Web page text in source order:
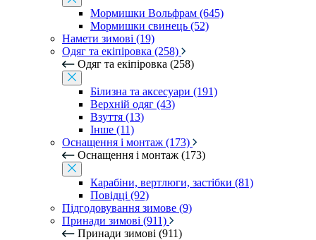
Мормишки Вольфрам (645)
Мормишки свинець (52)
Намети зимові (19)
Одяг та екіпіровка (258)
Одяг та екіпіровка (258)
Білизна та аксесуари (191)
Верхній одяг (43)
Взуття (13)
Інше (11)
Оснащення і монтаж (173)
Оснащення і монтаж (173)
Карабіни, вертлюги, застібки (81)
Повідці (92)
Підгодовування зимове (9)
Принади зимові (911)
Принади зимові (911)